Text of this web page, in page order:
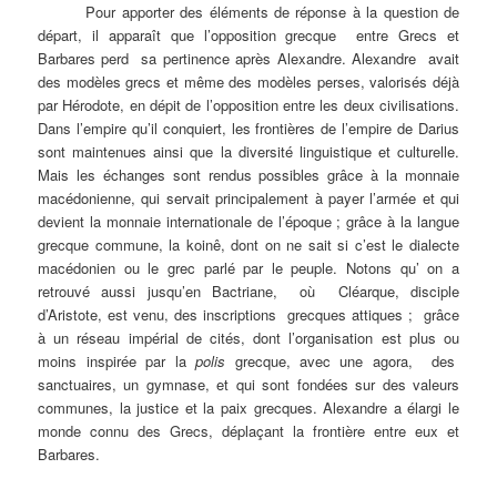
Pour apporter des éléments de réponse à la question de
départ, il apparaît que l’opposition grecque entre Grecs et
Barbares perd sa pertinence après Alexandre. Alexandre avait
des modèles grecs et même des modèles perses, valorisés déjà
par Hérodote, en dépit de l’opposition entre les deux civilisations.
Dans l’empire qu’il conquiert, les frontières de l’empire de Darius
sont maintenues ainsi que la diversité linguistique et culturelle.
Mais les échanges sont rendus possibles grâce à la monnaie
macédonienne, qui servait principalement à payer l’armée et qui
devient la monnaie internationale de l’époque ; grâce à la langue
grecque commune, la koinê, dont on ne sait si c’est le dialecte
macédonien ou le grec parlé par le peuple. Notons qu’ on a
retrouvé aussi jusqu’en Bactriane, où Cléarque, disciple
d’Aristote, est venu, des inscriptions grecques attiques ; grâce
à un réseau impérial de cités, dont l’organisation est plus ou
moins inspirée par lapolis grecque, avec une agora, des
sanctuaires, un gymnase, et qui sont fondées sur des valeurs
communes, la justice et la paix grecques. Alexandre a élargi le
monde connu des Grecs, déplaçant la frontière entre eux et
Barbares.